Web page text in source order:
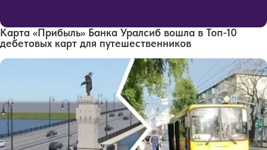
Карта «Прибыль» Банка Уралсиб вошла в Топ-10
дебетовых карт для путешественников